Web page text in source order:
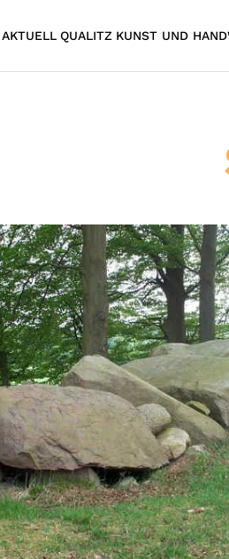
AKTUELL QUALITZ KUNST UND